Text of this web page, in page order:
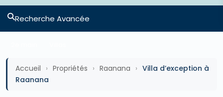
Recherche Avancée
Accueil › Propriétés › Raanana › Villa d’exception à
Raanana